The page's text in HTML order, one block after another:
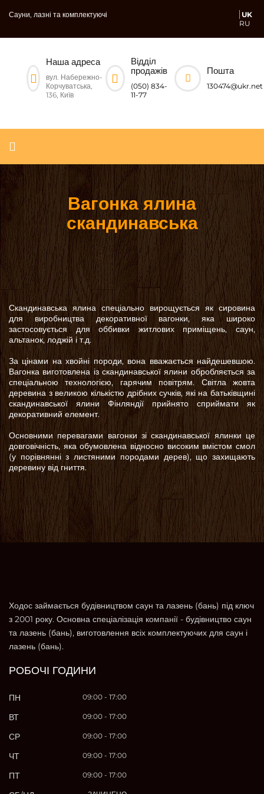
Сауни, лазні та комплектуючі
UK
RU
Наша адреса
вул. Набережно-
Корчуватська,
136, Київ
Відділ
продажів
(050) 834-
11-77
Пошта
130474@ukr.net
Вагонка ялина
скандинавська
Скандинавська ялина спеціально вирощується як сировина
для виробництва декоративної вагонки, яка широко
застосовується для оббивки житлових приміщень, саун,
альтанок, лоджій і т.д.
За цінами на хвойні породи, вона вважається найдешевшою.
Вагонка виготовлена із скандинавської ялини обробляється за
спеціальною технологією, гарячим повітрям. Світла жовта
деревина з великою кількістю дрібних сучків, які на батьківщині
скандинавської ялини Фінляндії прийнято сприймати як
декоративний елемент.
Основними перевагами вагонки зі скандинавської ялинки це
довговічність, яка обумовлена відносно високим вмістом смол
(у порівнянні з листяними породами дерев), що захищають
деревину від гниття.
Ходос займається будівництвом саун та лазень (бань) під ключ
з 2001 року. Основна спеціалізація компанії - будівництво саун
та лазень (бань), виготовлення всіх комплектуючих для саун і
лазень (бань).
РОБОЧІ ГОДИНИ
ПН 09:00 - 17:00
ВТ 09:00 - 17:00
СР 09:00 - 17:00
ЧТ 09:00 - 17:00
ПТ 09:00 - 17:00